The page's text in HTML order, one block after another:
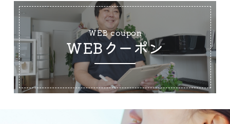
WEB coupon
WEBクーポン